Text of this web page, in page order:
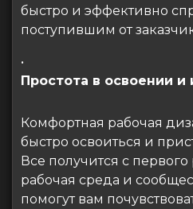
быстро и эффективно
поступившим от
•
Простота в освоении и
Комфортная рабочая
быстро освоиться и
Все получится с первого
рабочая среда и
помогут вам